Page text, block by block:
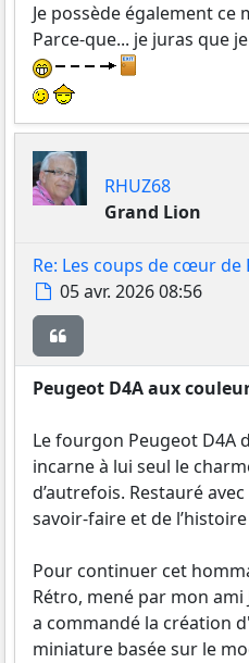
J'ai aussi cette chance
Je l'avais commandée, et
Je possède également ce
Parce-que... je juras que
RHUZ68
Grand Lion
Re: Les coups de cœur de
Message
05 avr. 2026 08:56
Peugeot D4A aux
Le fourgon Peugeot D4A
incarne à lui seul le
d’autrefois. Restauré
savoir-faire et de
Pour continuer cet
Rétro, mené par mon ami
a commandé la création
miniature basée sur le